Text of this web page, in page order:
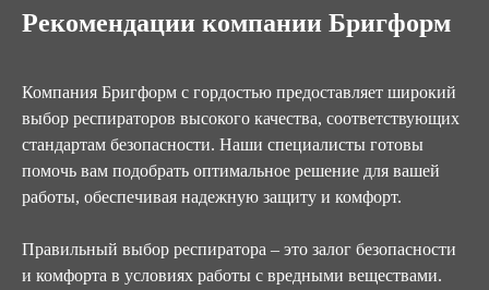
Рекомендации компании Бригформ
Компания Бригформ с гордостью предоставляет широкий
выбор респираторов высокого качества, соответствующих
стандартам безопасности. Наши специалисты готовы
помочь вам подобрать оптимальное решение для вашей
работы, обеспечивая надежную защиту и комфорт.
Правильный выбор респиратора – это залог безопасности
и комфорта в условиях работы с вредными веществами.